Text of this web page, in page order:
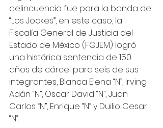
delincuencia fue para la banda de
“Los Jockes”, en este caso, la
Fiscalía General de Justicia del
Estado de México (FGJEM) logró
una histórica sentencia de 150
años de cárcel para seis de sus
integrantes, Blanca Elena “N”, Irving
Adán “N”, Oscar David “N”, Juan
Carlos “N”, Enrique “N” y Duilio Cesar
“N”.